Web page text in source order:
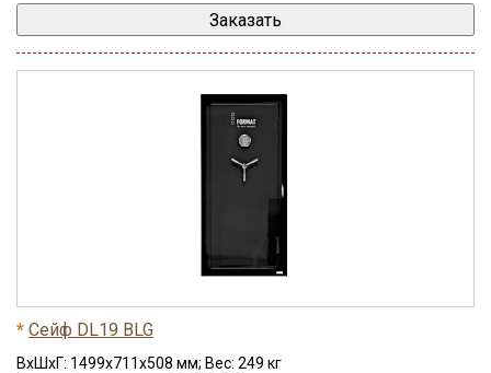
* Сейф DL19 BLG
ВхШхГ: 1499x711x508 мм; Вес: 249 кг